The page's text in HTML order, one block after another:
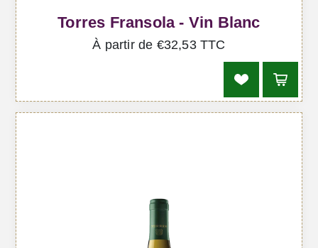
Torres Fransola - Vin Blanc
À partir de €32,53 TTC